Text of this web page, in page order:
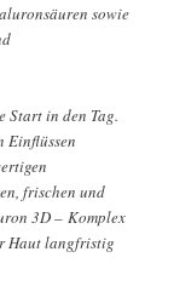
sowie
Start in den Tag.
Einflüssen
frischen und
3D – Komplex
Haut langfristig